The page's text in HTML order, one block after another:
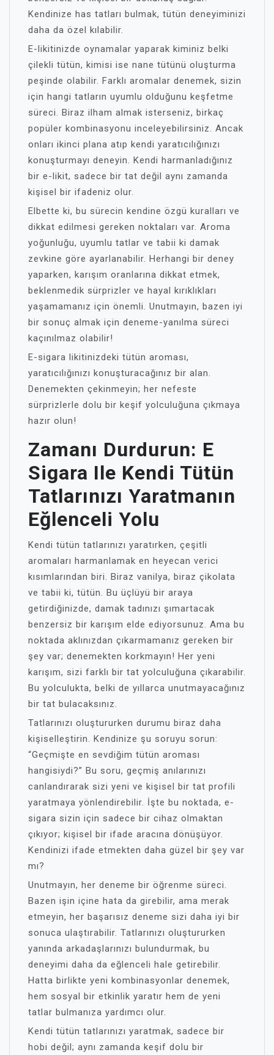
Kendinize has tatları bulmak, tütün deneyiminizi
daha da özel kılabilir.
E-likitinizde oynamalar yaparak kiminiz belki
çilekli tütün, kimisi ise nane tütünü oluşturma
peşinde olabilir. Farklı aromalar denemek, sizin
için hangi tatların uyumlu olduğunu keşfetme
süreci. Biraz ilham almak isterseniz, birkaç
popüler kombinasyonu inceleyebilirsiniz. Ancak
onları ikinci plana atıp kendi yaratıcılığınızı
konuşturmayı deneyin. Kendi harmanladığınız
bir e-likit, sadece bir tat değil aynı zamanda
kişisel bir ifadeniz olur.
Elbette ki, bu sürecin kendine özgü kuralları ve
dikkat edilmesi gereken noktaları var. Aroma
yoğunluğu, uyumlu tatlar ve tabii ki damak
zevkine göre ayarlanabilir. Herhangi bir deney
yaparken, karışım oranlarına dikkat etmek,
beklenmedik sürprizler ve hayal kırıklıkları
yaşamamanız için önemli. Unutmayın, bazen iyi
bir sonuç almak için deneme-yanılma süreci
kaçınılmaz olabilir!
E-sigara likitinizdeki tütün aroması,
yaratıcılığınızı konuşturacağınız bir alan.
Denemekten çekinmeyin; her nefeste
sürprizlerle dolu bir keşif yolculuğuna çıkmaya
hazır olun!
Zamanı Durdurun: E
Sigara Ile Kendi Tütün
Tatlarınızı Yaratmanın
Eğlenceli Yolu
Kendi tütün tatlarınızı yaratırken, çeşitli
aromaları harmanlamak en heyecan verici
kısımlarından biri. Biraz vanilya, biraz çikolata
ve tabii ki, tütün. Bu üçlüyü bir araya
getirdiğinizde, damak tadınızı şımartacak
benzersiz bir karışım elde ediyorsunuz. Ama bu
noktada aklınızdan çıkarmamanız gereken bir
şey var; denemekten korkmayın! Her yeni
karışım, sizi farklı bir tat yolculuğuna çıkarabilir.
Bu yolculukta, belki de yıllarca unutmayacağınız
bir tat bulacaksınız.
Tatlarınızı oluştururken durumu biraz daha
kişiselleştirin. Kendinize şu soruyu sorun:
“Geçmişte en sevdiğim tütün aroması
hangisiydi?” Bu soru, geçmiş anılarınızı
canlandırarak sizi yeni ve kişisel bir tat profili
yaratmaya yönlendirebilir. İşte bu noktada, e-
sigara sizin için sadece bir cihaz olmaktan
çıkıyor; kişisel bir ifade aracına dönüşüyor.
Kendinizi ifade etmekten daha güzel bir şey var
mı?
Unutmayın, her deneme bir öğrenme süreci.
Bazen işin içine hata da girebilir, ama merak
etmeyin, her başarısız deneme sizi daha iyi bir
sonuca ulaştırabilir. Tatlarınızı oluştururken
yanında arkadaşlarınızı bulundurmak, bu
deneyimi daha da eğlenceli hale getirebilir.
Hatta birlikte yeni kombinasyonlar denemek,
hem sosyal bir etkinlik yaratır hem de yeni
tatlar bulmanıza yardımcı olur.
Kendi tütün tatlarınızı yaratmak, sadece bir
hobi değil; aynı zamanda keşif dolu bir